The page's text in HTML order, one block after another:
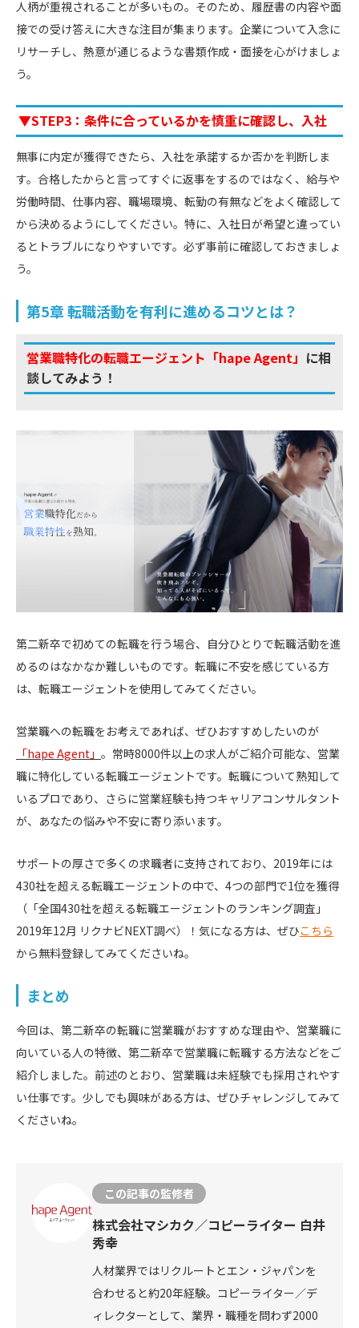
人柄が重視されることが多いもの。そのため、履歴書の内容や面
接での受け答えに大きな注目が集まります。企業について入念に
リサーチし、熱意が通じるような書類作成・面接を心がけましょ
う。
▼STEP3：条件に合っているかを慎重に確認し、入社
無事に内定が獲得できたら、入社を承諾するか否かを判断しま
す。合格したからと言ってすぐに返事をするのではなく、給与や
労働時間、仕事内容、職場環境、転勤の有無などをよく確認して
から決めるようにしてください。特に、入社日が希望と違ってい
るとトラブルになりやすいです。必ず事前に確認しておきましょ
う。
第5章 転職活動を有利に進めるコツとは？
営業職特化の転職エージェント「hape Agent」 に相
談してみよう！
第二新卒で初めての転職を行う場合、自分ひとりで転職活動を進
めるのはなかなか難しいものです。転職に不安を感じている方
は、転職エージェントを使用してみてください。
営業職への転職をお考えであれば、ぜひおすすめしたいのが
「hape Agent」 。常時8000件以上の求人がご紹介可能な、営業
職に特化している転職エージェントです。転職について熟知して
いるプロであり、さらに営業経験も持つキャリアコンサルタント
が、あなたの悩みや不安に寄り添います。
サポートの厚さで多くの求職者に支持されており、2019年には
430社を超える転職エージェントの中で、4つの部門で1位を獲得
（「全国430社を超える転職エージェントのランキング調査」
2019年12月 リクナビNEXT調べ）！気になる方は、ぜひこちら
から無料登録してみてくださいね。
まとめ
今回は、 第二新卒の転職に営業職がおすすめな理由や、営業職に
向いている人の特徴、第二新卒で営業職に転職する方法などをご
紹介しました。前述のとおり、営業職は未経験でも採用されやす
い仕事です。少しでも興味がある方は、ぜひチャレンジしてみて
くださいね。
この記事の監修者
株式会社マシカク／コピーライター 白井
秀幸
人材業界ではリクルートとエン・ジャパンを
合わせると約20年経験。コピーライター／デ
ィレクターとして、業界・職種を問わず2000